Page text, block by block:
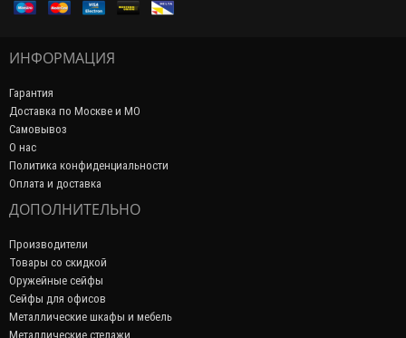
ИНФОРМАЦИЯ
Гарантия
Доставка по Москве и МО
Самовывоз
О нас
Политика конфиденциальности
Оплата и доставка
ДОПОЛНИТЕЛЬНО
Производители
Товары со скидкой
Оружейные сейфы
Сейфы для офисов
Металлические шкафы и мебель
Металлические стелажи